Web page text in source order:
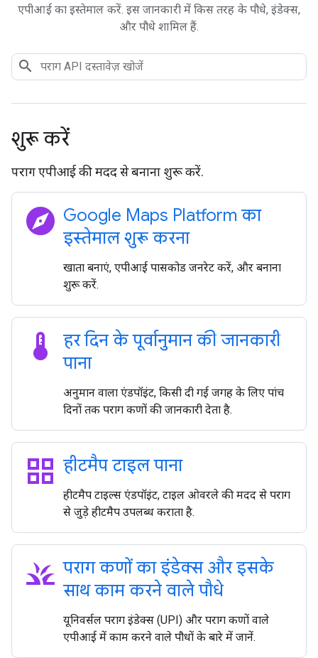
एपीआई का इस्तेमाल करें. इस जानकारी में किस तरह के पौधे, इंडेक्स,
और पौधे शामिल हैं.
शुरू करें
पराग एपीआई की मदद से बनाना शुरू करें.
explore Google Maps Platform का
इस्तेमाल शुरू करना
खाता बनाएं, एपीआई पासकोड जनरेट करें, और बनाना
शुरू करें.
thermostat
हर दिन के पूर्वानुमान की जानकारी
पाना
अनुमान वाला एंडपॉइंट, किसी दी गई जगह के लिए पांच
दिनों तक पराग कणों की जानकारी देता है.
grid_view हीटमैप टाइल पाना
हीटमैप टाइल्स एंडपॉइंट, टाइल ओवरले की मदद से पराग
से जुड़े हीटमैप उपलब्ध कराता है.
grass पराग कणों का इंडेक्स और इसके
साथ काम करने वाले पौधे
यूनिवर्सल पराग इंडेक्स (UPI) और पराग कणों वाले
एपीआई में काम करने वाले पौधों के बारे में जानें.